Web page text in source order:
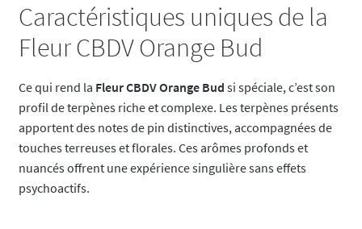
Caractéristiques uniques de la
Fleur CBDV Orange Bud
Ce qui rend la Fleur CBDV Orange Bud si spéciale, c’est son
profil de terpènes riche et complexe. Les terpènes présents
apportent des notes de pin distinctives, accompagnées de
touches terreuses et florales. Ces arômes profonds et
nuancés offrent une expérience singulière sans effets
psychoactifs.